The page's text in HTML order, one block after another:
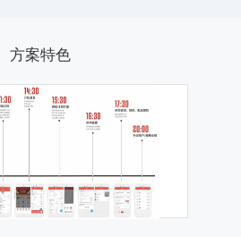
方案特色